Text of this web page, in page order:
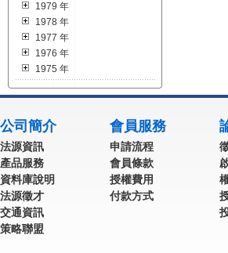
1979 年
1978 年
1977 年
1976 年
1975 年
公司簡介
法源資訊
產品服務
資料庫說明
法源徵才
交通資訊
策略聯盟
會員服務
申請流程
會員條款
授權費用
付款方式